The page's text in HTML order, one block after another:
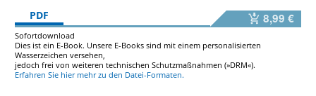
PDF
8,99 €
Sofortdownload
Dies ist ein E-Book. Unsere E-Books sind mit einem personalisierten
Wasserzeichen versehen,
jedoch frei von weiteren technischen Schutzmaßnahmen (»DRM«).
Erfahren Sie hier mehr zu den Datei-Formaten.